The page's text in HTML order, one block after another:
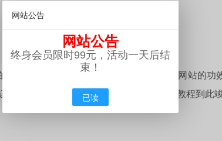
器械。这些实在都很简朴，若是你对这个网站的功
中文的形貌就能也许知道是什么功效。本教程到此
网站公告
网站公告
终身会员限时99元，活动一天后结
束！
已读